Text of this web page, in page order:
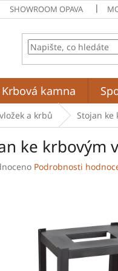
SHOWROOM OPAVA
Krbová kamna
a krbů Stojan ke
ke krbovým
Podrobnosti